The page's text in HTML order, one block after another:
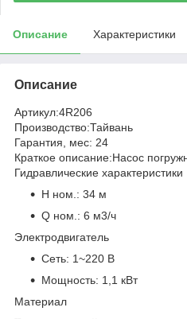
Описание Характеристики
Описание
Артикул:4R206
Производство:Тайвань
Гарантия, мес: 24
Краткое описание:Насос
Гидравлические характеристики
H ном.: 34 м
Q ном.: 6 м3/ч
Электродвигатель
Сеть: 1~220 В
Мощность: 1,1 кВт
Материал